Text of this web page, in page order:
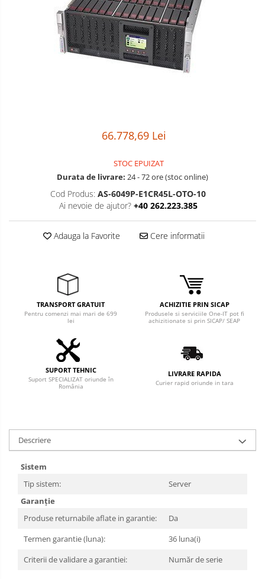
Smartphone IPhone
66.778,69 Lei
STOC EPUIZAT
Durata de livrare: 24 - 72 ore (stoc online)
Cod Produs: AS-6049P-E1CR45L-OTO-10
Ai nevoie de ajutor? +40 262.223.385
Adauga la Favorite Cere informatii
TRANSPORT GRATUIT
Pentru comenzi mai mari de 699
lei
ACHIZITIE PRIN SICAP
Produsele si serviciile One-IT pot fi
achizitionate si prin SICAP/ SEAP
SUPORT TEHNIC
Suport SPECIALIZAT oriunde în
România
LIVRARE RAPIDA
Curier rapid oriunde in tara
Descriere
Sistem
Tip sistem:
Server
Garanție
Produse returnabile aflate in garantie:
Da
Termen garantie (luna):
36 luna(i)
Criterii de validare a garantiei:
Număr de serie